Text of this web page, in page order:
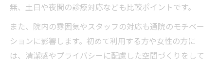
無、土日や夜間の診療対応なども比較ポイントです。
また、院内の雰囲気やスタッフの対応も通院のモチベー
ションに影響します。初めて利用する方や女性の方に
は、清潔感やプライバシーに配慮した空間づくりをして